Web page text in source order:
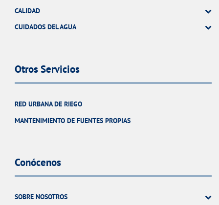
CALIDAD
CUIDADOS DEL AGUA
Otros Servicios
RED URBANA DE RIEGO
MANTENIMIENTO DE FUENTES PROPIAS
Conócenos
SOBRE NOSOTROS